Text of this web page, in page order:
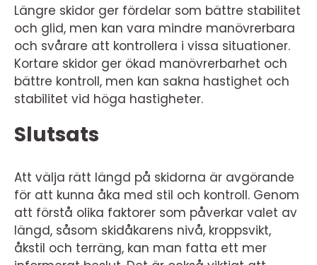
Längre skidor ger fördelar som bättre stabilitet
och glid, men kan vara mindre manövrerbara
och svårare att kontrollera i vissa situationer.
Kortare skidor ger ökad manövrerbarhet och
bättre kontroll, men kan sakna hastighet och
stabilitet vid höga hastigheter.
Slutsats
Att välja rätt längd på skidorna är avgörande
för att kunna åka med stil och kontroll. Genom
att förstå olika faktorer som påverkar valet av
längd, såsom skidåkarens nivå, kroppsvikt,
åkstil och terräng, kan man fatta ett mer